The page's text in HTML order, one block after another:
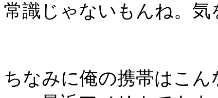
常識じゃないもんね。
ちなみに俺の携帯はこ